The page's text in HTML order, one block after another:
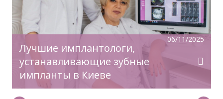
06/11/2025
Лучшие имплантологи,
устанавливающие зубные
импланты в Киеве